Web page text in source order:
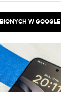
W GOOGLE